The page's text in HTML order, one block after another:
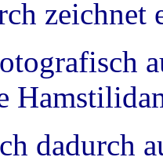
zeichnet
dadurch